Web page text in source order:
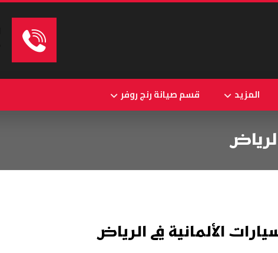
المزيد قسم صيانة رنج روفر
الألمانية في الرياض